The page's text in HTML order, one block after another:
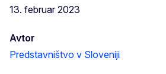
13. februar 2023
Avtor
Predstavništvo v Sloveniji